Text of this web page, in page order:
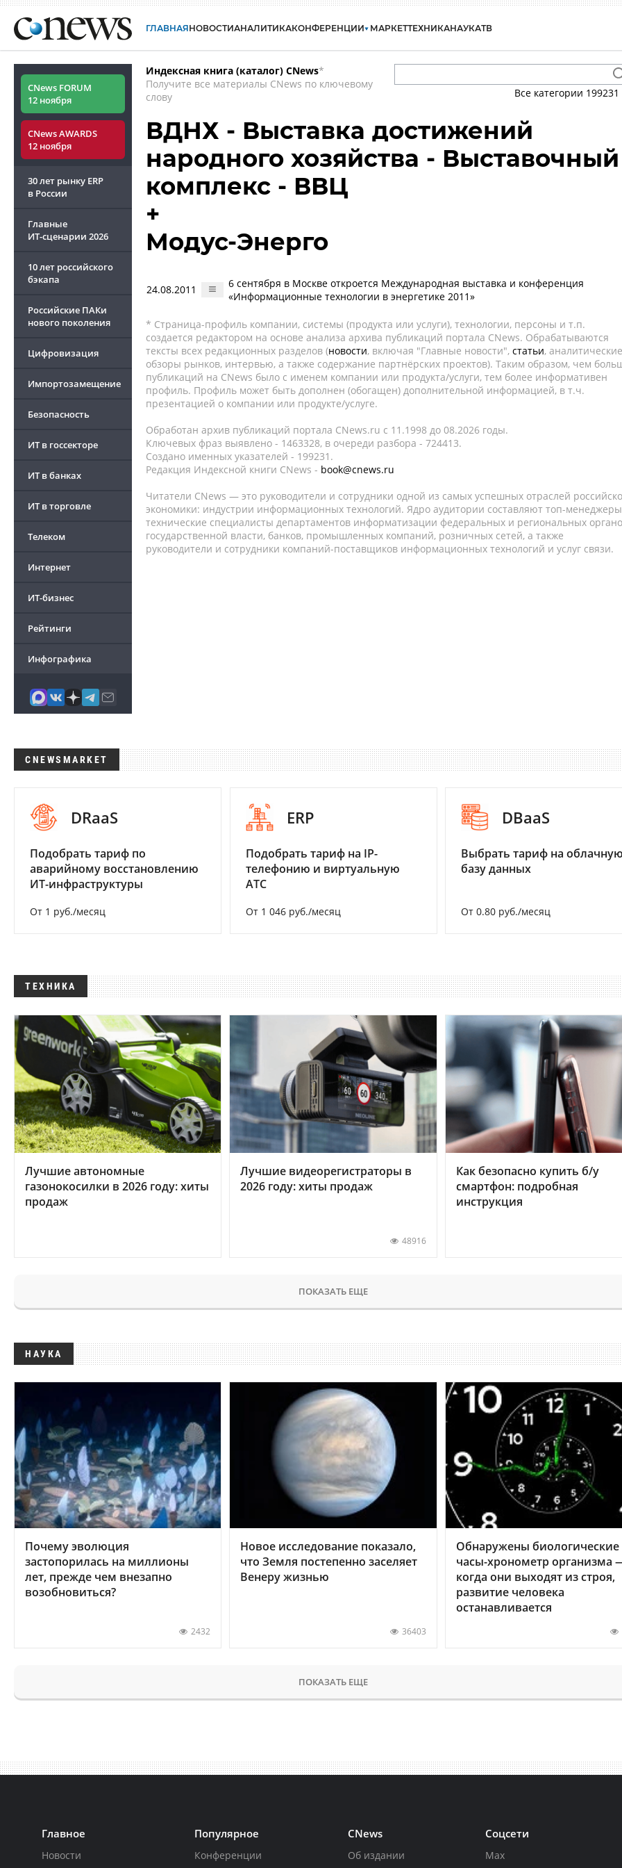
ГЛАВНАЯНОВОСТИАНАЛИТИКАКОНФЕРЕНЦИИ МАРКЕТТЕХНИКАНАУКАТВ
CNews FORUM
12 ноября
CNews AWARDS
12 ноября
30 лет рынку ERP
в России
Главные
ИТ-сценарии 2026
10 лет российского
бэкапа
Российские ПАКи
нового поколения
Цифровизация
Импортозамещение
Безопасность
ИТ в госсекторе
ИТ в банках
ИТ в торговле
Телеком
Интернет
ИТ-бизнес
Рейтинги
Инфографика
Индексная книга (каталог) CNews*
Получите все материалы CNews по ключевому
слову
Все категории 199231
ВДНХ - Выставка достижений
народного хозяйства - Выставочный
комплекс - ВВЦ
+
Модус-Энерго
24.08.2011
6 сентября в Москве откроется Международная выставка и конференция
«Информационные технологии в энергетике 2011»
* Страница-профиль компании, системы (продукта или услуги), технологии, персоны и т.п.
создается редактором на основе анализа архива публикаций портала CNews. Обрабатываются
тексты всех редакционных разделов (новости, включая "Главные новости", статьи, аналитические
обзоры рынков, интервью, а также содержание партнёрских проектов). Таким образом, чем
публикаций на CNews было с именем компании или продукта/услуги, тем более информативен
профиль. Профиль может быть дополнен (обогащен) дополнительной информацией, в т.ч.
презентацией о компании или продукте/услуге.
Обработан архив публикаций портала CNews.ru c 11.1998 до 08.2026 годы.
Ключевых фраз выявлено - 1463328, в очереди разбора - 724413.
Создано именных указателей - 199231.
Редакция Индексной книги CNews - book@cnews.ru
Читатели CNews — это руководители и сотрудники одной из самых успешных отраслей
экономики: индустрии информационных технологий. Ядро аудитории составляют топ-
технические специалисты департаментов информатизации федеральных и региональных
государственной власти, банков, промышленных компаний, розничных сетей, а также
руководители и сотрудники компаний-поставщиков информационных технологий и услуг связи.
CNEWSMARKET
DRaaS
Подобрать тариф по
аварийному восстановлению
ИТ-инфраструктуры
От 1 руб./месяц
ERP
Подобрать тариф на IP-
телефонию и виртуальную
АТС
От 1 046 руб./месяц
DBaaS
Выбрать тариф на
базу данных
От 0.80 руб./месяц
ТЕХНИКА
Лучшие автономные
газонокосилки в 2026 году: хиты
продаж
Лучшие видеорегистраторы в
2026 году: хиты продаж
48916
Как безопасно купить б/у
смартфон: подробная
инструкция
ПОКАЗАТЬ ЕЩЕ
НАУКА
Почему эволюция
застопорилась на миллионы
лет, прежде чем внезапно
возобновиться?
2432
Новое исследование показало,
что Земля постепенно заселяет
Венеру жизнью
36403
Обнаружены биологические
часы-хронометр организма
когда они выходят из строя,
развитие человека
останавливается
ПОКАЗАТЬ ЕЩЕ
Главное
Новости
Популярное
Конференции
CNews
Об издании
Соцсети
Max